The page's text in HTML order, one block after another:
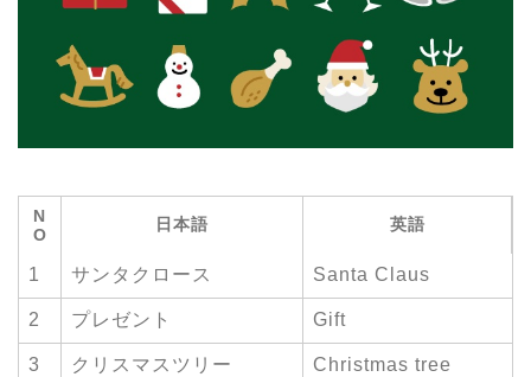
N
O
日本語 英語
1 サンタクロース Santa Claus
2 プレゼント Gift
3 クリスマスツリー Christmas tree